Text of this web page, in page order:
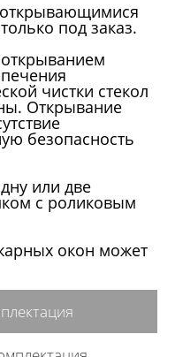
под заказ.
чистки стекол
Открывание
безопасность
или две
с роликовым
окон может